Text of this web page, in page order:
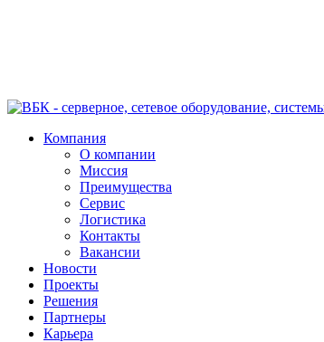
Компания
О компании
Миссия
Преимущества
Сервис
Логистика
Контакты
Вакансии
Новости
Проекты
Решения
Партнеры
Карьера